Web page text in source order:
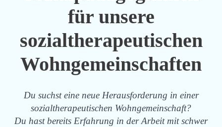
für unsere
sozialtherapeutischen
Wohngemeinschaften
Du suchst eine neue Herausforderung in einer
sozialtherapeutischen Wohngemeinschaft?
Du hast bereits Erfahrung in der Arbeit mit schwer